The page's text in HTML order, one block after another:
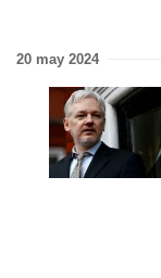
20 may 2024